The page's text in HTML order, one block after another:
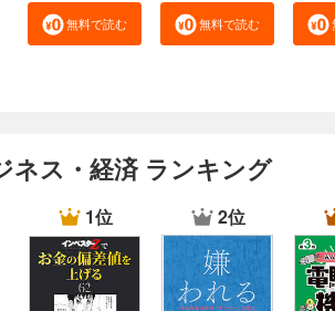
無料で読む 無料で読む
ネス・経済 ランキング
1位 2位